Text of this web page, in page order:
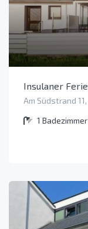
Insulaner
Am Südstrand
1 Badezimmer